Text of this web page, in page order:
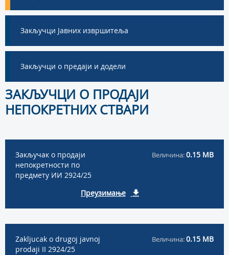
Закључци Јавних извршитеља
Закључци о предаји и додели
ЗАКЉУЧЦИ О ПРОДАЈИ
НЕПОКРЕТНИХ СТВАРИ
Закључак о продаји
непокретности по
предмету ИИ 2924/25
Величина:0.15 MB
Преузимање
Zakljucak o drugoj javnoj
prodaji II 2924/25
Величина:0.15 MB